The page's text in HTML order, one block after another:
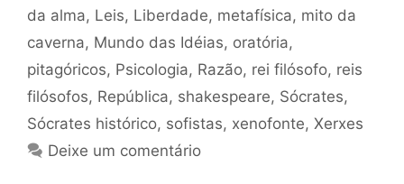
da alma, Leis, Liberdade, metafísica, mito da
caverna, Mundo das Idéias, oratória,
pitagóricos, Psicologia, Razão, rei filósofo, reis
filósofos, República, shakespeare, Sócrates,
Sócrates histórico, sofistas, xenofonte, Xerxes
Deixe um comentário